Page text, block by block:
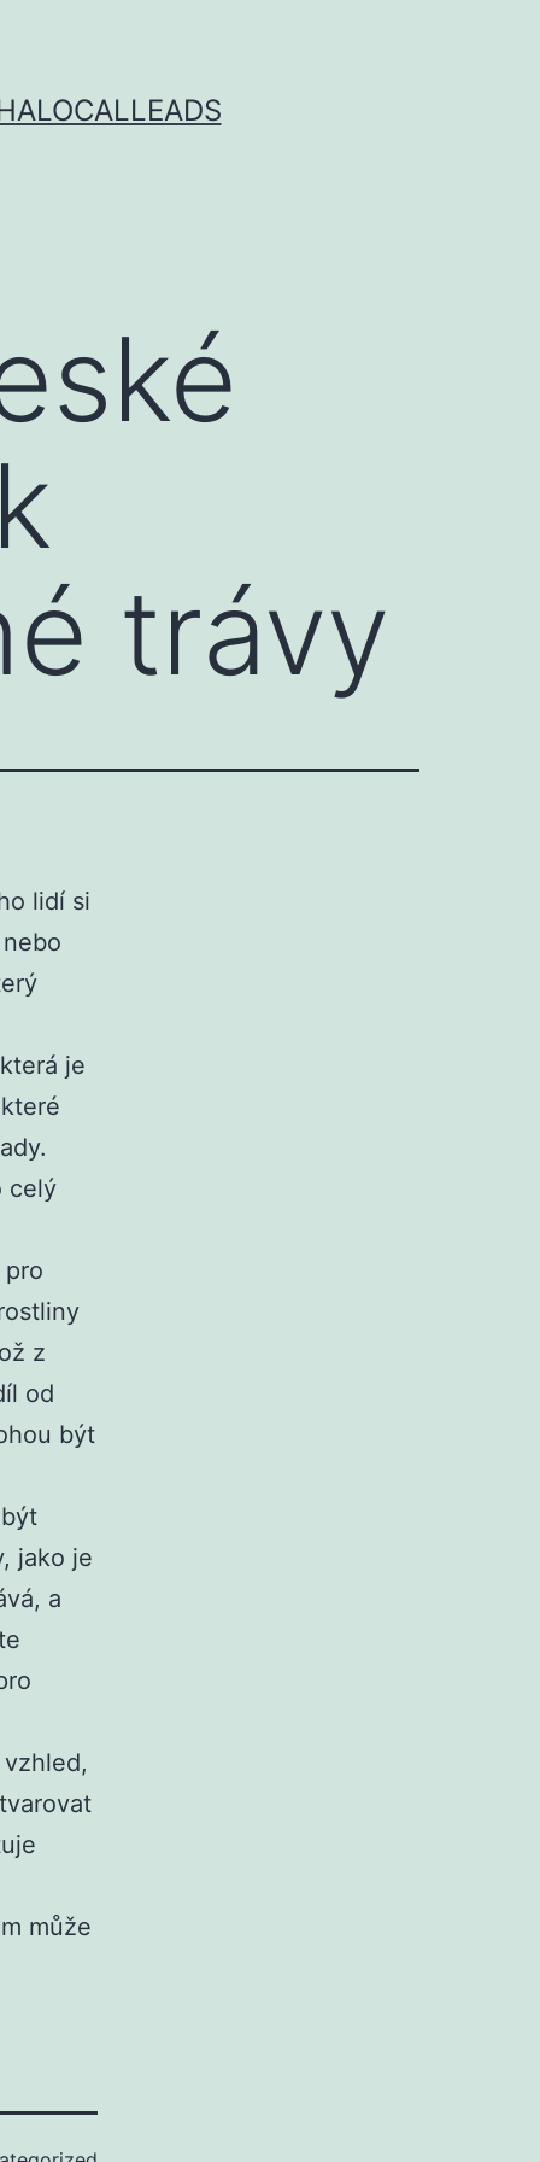
trávy
lidí si
je
celý
z
od
být
jako je
a
může